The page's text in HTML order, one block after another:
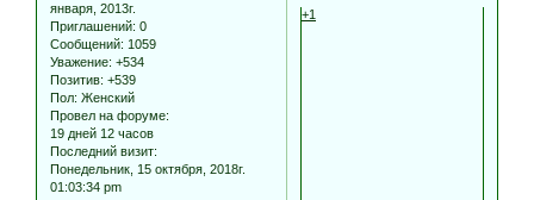
января, 2013г.
Приглашений: 0
Сообщений: 1059
Уважение: +534
Позитив: +539
Пол: Женский
Провел на форуме:
19 дней 12 часов
Последний визит:
Понедельник, 15 октября, 2018г.
01:03:34 pm
+1